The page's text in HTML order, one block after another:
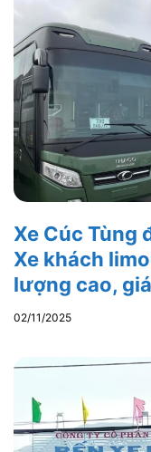
Xe Cúc Tùng
Xe khách
lượng cao,
02/11/2025